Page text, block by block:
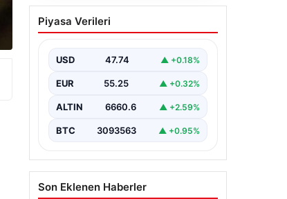
Fed faizi sabit tuttu
Piyasa Verileri
USD 47.74 ▲ +0.18%
EUR 55.25 ▲ +0.32%
ALTIN 6660.6 ▲ +2.59%
BTC 3093563 ▲ +0.95%
Son Eklenen Haberler